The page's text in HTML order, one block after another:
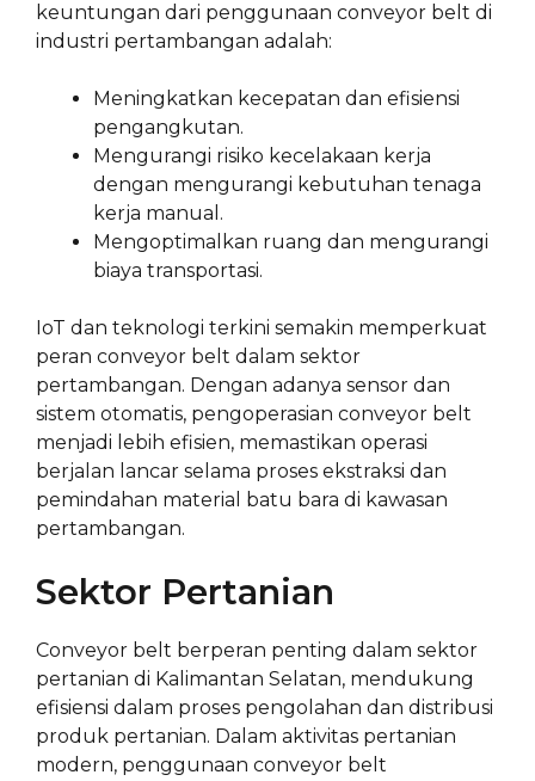
keuntungan dari penggunaan conveyor belt di
industri pertambangan adalah:
Meningkatkan kecepatan dan efisiensi
pengangkutan.
Mengurangi risiko kecelakaan kerja
dengan mengurangi kebutuhan tenaga
kerja manual.
Mengoptimalkan ruang dan mengurangi
biaya transportasi.
IoT dan teknologi terkini semakin memperkuat
peran conveyor belt dalam sektor
pertambangan. Dengan adanya sensor dan
sistem otomatis, pengoperasian conveyor belt
menjadi lebih efisien, memastikan operasi
berjalan lancar selama proses ekstraksi dan
pemindahan material batu bara di kawasan
pertambangan.
Sektor Pertanian
Conveyor belt berperan penting dalam sektor
pertanian di Kalimantan Selatan, mendukung
efisiensi dalam proses pengolahan dan distribusi
produk pertanian. Dalam aktivitas pertanian
modern, penggunaan conveyor belt